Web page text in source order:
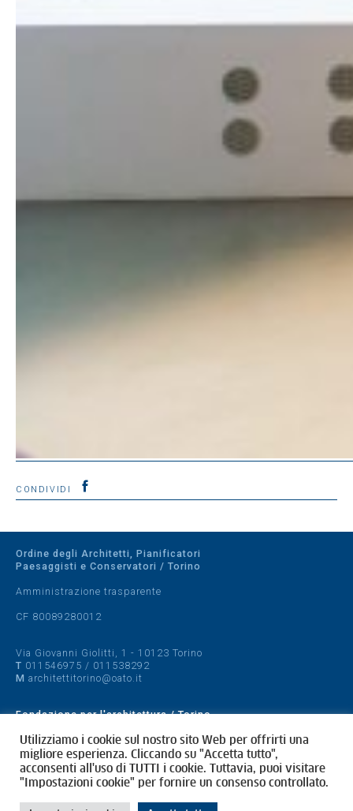
CONDIVIDI
Ordine degli Architetti, Pianificatori
Paesaggisti e Conservatori / Torino
Amministrazione trasparente
CF 80089280012
Via Giovanni Giolitti, 1 - 10123 Torino
T 011546975 / 011538292
M architettitorino@oato.it
Fondazione per l'architettura / Torino
Designed by quattrolinee.it
Cookie Policy
Privacy Policy
Utilizziamo i cookie sul nostro sito Web per offrirti una
migliore esperienza. Cliccando su "Accetta tutto",
acconsenti all'uso di TUTTI i cookie. Tuttavia, puoi visitare
"Impostazioni cookie" per fornire un consenso controllato.